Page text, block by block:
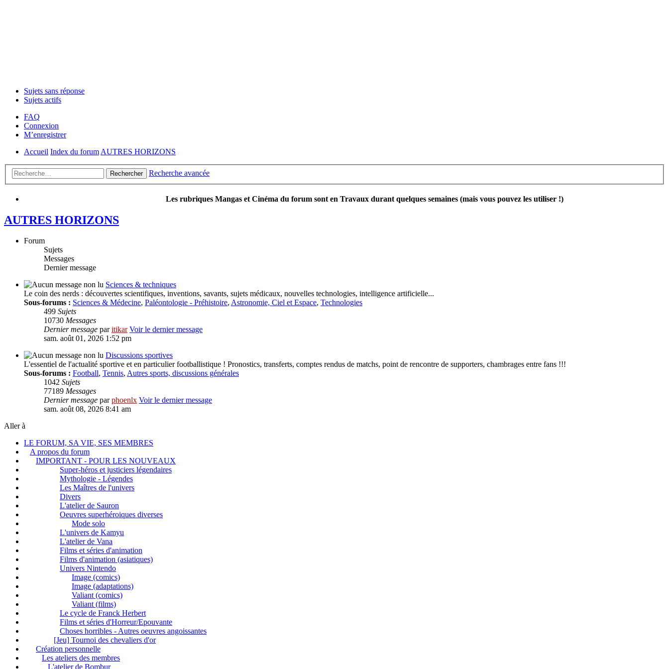
Sujets sans réponse
Sujets actifs
FAQ
Connexion
M’enregistrer
Accueil Index du forum AUTRES HORIZONS
Rechercher Recherche avancée
Les rubriques Mangas et Cinéma du forum sont en Travaux durant quelques semaines (mais vous pouvez les utiliser !)
AUTRES HORIZONS
Forum
Sujets
Messages
Dernier message
Sciences & techniques
Le coin des nerds : découvertes scientifiques, inventions, savants, sujets médicaux, nouvelles technologies, intelligence artificielle...
Sous-forums : Sciences & Médecine, Paléontologie - Préhistoire, Astronomie, Ciel et Espace, Technologies
499 Sujets
10730 Messages
Dernier message paritikar Voir le dernier message
sam. août 01, 2026 1:52 pm
Discussions sportives
L'essentiel de l'actualité sportive et en particulier footballistique ! Pronostics, transferts, comptes rendus de matchs, point de rencontre de supporters, chambrages entre fans !!!
Sous-forums : Football, Tennis, Autres sports, discussions générales
1042 Sujets
77189 Messages
Dernier message parphoenlx Voir le dernier message
sam. août 08, 2026 8:41 am
Aller à
LE FORUM, SA VIE, SES MEMBRES
A propos du forum
IMPORTANT - POUR LES NOUVEAUX
Super-héros et justiciers légendaires
Mythologie - Légendes
Les Maîtres de l'univers
Divers
L'atelier de Sauron
Oeuvres superhéroiques diverses
Mode solo
L'univers de Kamyu
L'atelier de Vana
Films et séries d'animation
Films d'animation (asiatiques)
Univers Nintendo
Image (comics)
Image (adaptations)
Valiant (comics)
Valiant (films)
Le cycle de Franck Herbert
Films et séries d'Horreur/Epouvante
Choses horribles - Autres oeuvres angoissantes
[Jeu] Tournoi des chevaliers d'or
Création personnelle
Les ateliers des membres
L'atelier de Bombur